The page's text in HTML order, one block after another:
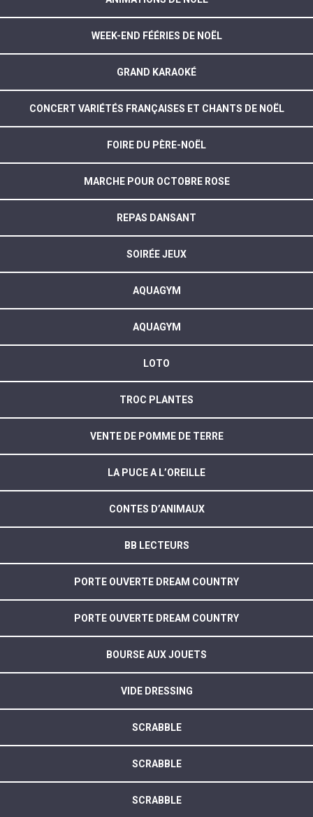
WEEK-END FÉÉRIES DE NOËL
GRAND KARAOKÉ
CONCERT VARIÉTÉS FRANÇAISES ET CHANTS DE NOËL
FOIRE DU PÈRE-NOËL
MARCHE POUR OCTOBRE ROSE
REPAS DANSANT
SOIRÉE JEUX
AQUAGYM
AQUAGYM
LOTO
TROC PLANTES
VENTE DE POMME DE TERRE
LA PUCE A L’OREILLE
CONTES D’ANIMAUX
BB LECTEURS
PORTE OUVERTE DREAM COUNTRY
PORTE OUVERTE DREAM COUNTRY
BOURSE AUX JOUETS
VIDE DRESSING
SCRABBLE
SCRABBLE
SCRABBLE